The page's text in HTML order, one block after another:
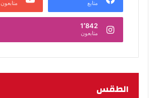
متابع متابعون
1٬842
متابعون
الطقس